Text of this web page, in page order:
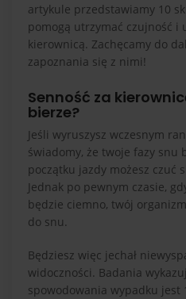
artykule przedstawiamy 10
pomogą utrzymać czujność i
kierownicą. Zachęcamy do
zapoznania się z nimi!
Senność za
bierze?
Jeśli wyruszysz wczesnym
świadomy, że twoje fazy snu
początku jazdy możesz czuć
Jednak po pewnym czasie,
będzie ciemno, twój
do snu.
Będziesz więc jechał
widoczności. Badania
spowodowania wypadku jest